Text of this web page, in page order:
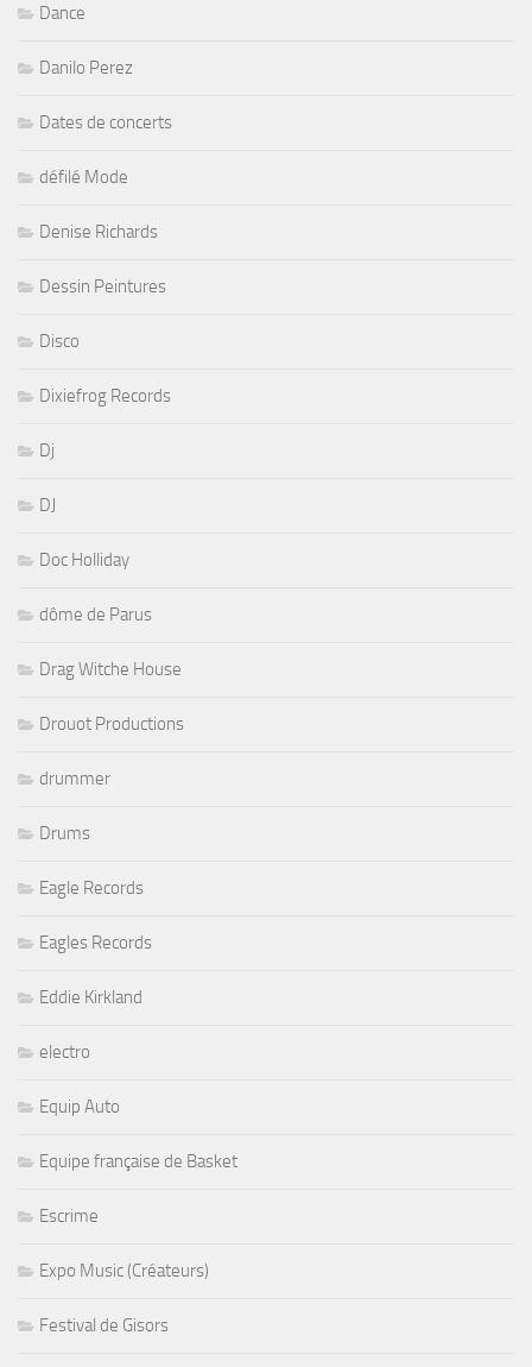
Dance
Danilo Perez
Dates de concerts
défilé Mode
Denise Richards
Dessin Peintures
Disco
Dixiefrog Records
Dj
DJ
Doc Holliday
dôme de Parus
Drag Witche House
Drouot Productions
drummer
Drums
Eagle Records
Eagles Records
Eddie Kirkland
electro
Equip Auto
Equipe française de Basket
Escrime
Expo Music (Créateurs)
Festival de Gisors